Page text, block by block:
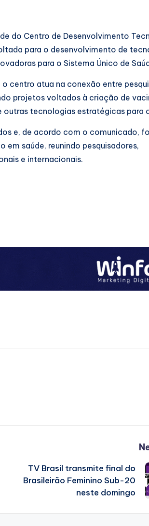
do Centro de Desenvolvimento
para o desenvolvimento de
para o Sistema Único de
centro atua na conexão entre
projetos voltados à criação de
tecnologias estratégicas para o
e, de acordo com o comunicado,
saúde, reunindo pesquisadores,
e internacionais.
TV Brasil transmite final do
Brasileirão Feminino Sub-20
neste domingo